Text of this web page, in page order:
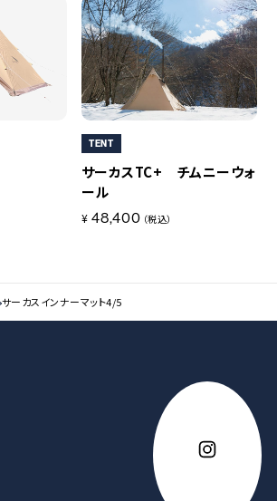
TENT
サーカスTC+ チムニーウォ
ール
¥ 48,400 （税込）
サーカスインナーマット4/5